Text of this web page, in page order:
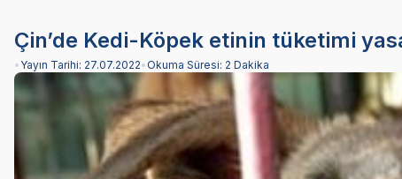
Çin’de Kedi-Köpek etinin tüketimi
• Yayın Tarihi: 27.07.2022•Okuma Süresi: 2 Dakika